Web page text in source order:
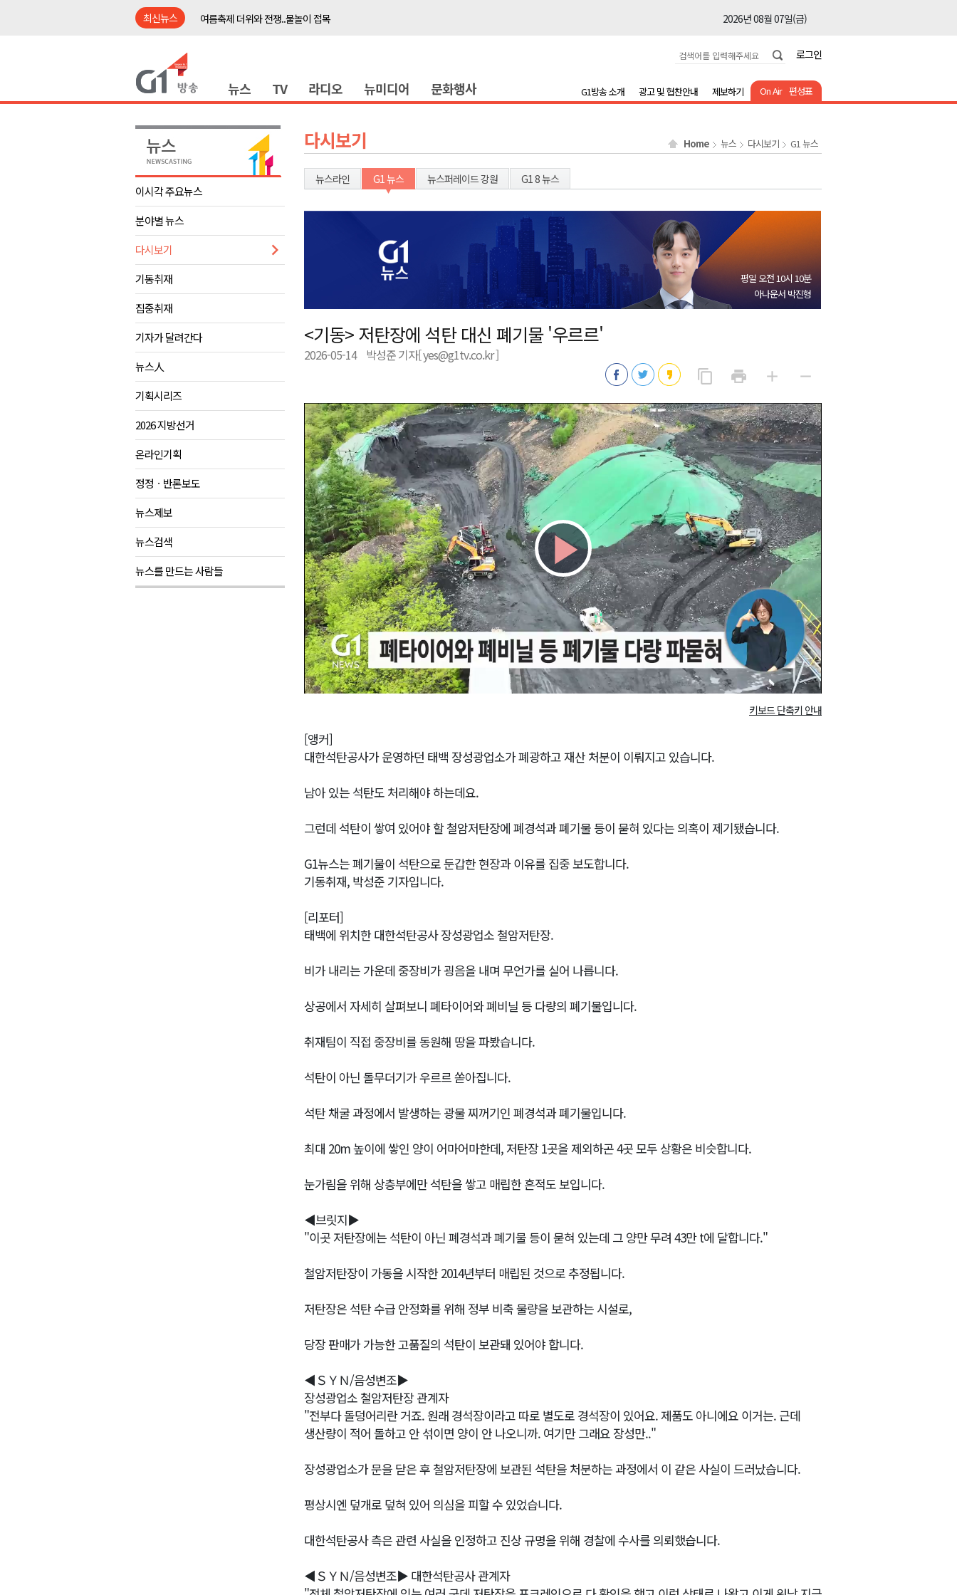
최신뉴스
여름축제 더위와 전쟁..물놀이 접목
2026년 08월 07일(금)
2026년 08월 07일(금)
검찰청 폐지..해결 과제 산적
2026년 08월 07일(금)
영월군, 국·도비 확보 보고회 개최
삼척 공공산후조리원 이전 시급
2026년 08월 07일(금)
강원자치도교육청 교감급 이상 387명 인사
2026년 08월 07일(금)
여름축제 더위와 전쟁..물놀이 접목
2026년 08월 07일(금)
강원도, 최휘영 문체부장관과 정책간담회
2026년 08월 07일(금)
이광재 국회 예결위원장, 강릉시 초청 특별 강연
2026년 08월 07일(금)
육동한 시장, 국제스케이트장 춘천 유치 건의
영월군, 국·도비 확보 보고회 개최
삼척 공공산후조리원 이전 시급
2026년 08월 07일(금)
강원자치도교육청 교감급 이상 387명 인사
2026년 08월 07일(금)
로그인
뉴스 TV 라디오 뉴미디어 문화행사 On Air 편성표
G1방송 소개 광고 및 협찬안내 제보하기
이시각 주요뉴스
분야별 뉴스
다시보기
기동취재
집중취재
기자가 달려간다
뉴스人
기획시리즈
2026 지방선거
온라인기획
정정ㆍ반론보도
뉴스제보
뉴스검색
뉴스를 만드는 사람들
다시보기 Home 뉴스 다시보기 G1 뉴스
뉴스라인 G1 뉴스 뉴스퍼레이드 강원 G1 8 뉴스
평일 오전 10시 10분
아나운서 박진형
<기동> 저탄장에 석탄 대신 폐기물 '우르르'
2026-05-14 박성준 기자[ yes@g1tv.co.kr ]
content_copy
사
print add
게
remove
게
Play
Video
키보드 단축키 안내
[앵커]
대한석탄공사가 운영하던 태백 장성광업소가 폐광하고 재산 처분이 이뤄지고 있습니다.
남아 있는 석탄도 처리해야 하는데요.
그런데 석탄이 쌓여 있어야 할 철암저탄장에 폐경석과 폐기물 등이 묻혀 있다는 의혹이 제기됐습니다.
G1뉴스는 폐기물이 석탄으로 둔갑한 현장과 이유를 집중 보도합니다.
기동취재, 박성준 기자입니다.
[리포터]
태백에 위치한 대한석탄공사 장성광업소 철암저탄장.
비가 내리는 가운데 중장비가 굉음을 내며 무언가를 실어 나릅니다.
상공에서 자세히 살펴보니 폐타이어와 폐비닐 등 다량의 폐기물입니다.
취재팀이 직접 중장비를 동원해 땅을 파봤습니다.
석탄이 아닌 돌무더기가 우르르 쏟아집니다.
석탄 채굴 과정에서 발생하는 광물 찌꺼기인 폐경석과 폐기물입니다.
최대 20m 높이에 쌓인 양이 어마어마한데, 저탄장 1곳을 제외하곤 4곳 모두 상황은 비슷합니다.
눈가림을 위해 상층부에만 석탄을 쌓고 매립한 흔적도 보입니다.
◀브릿지▶
"이곳 저탄장에는 석탄이 아닌 폐경석과 폐기물 등이 묻혀 있는데 그 양만 무려 43만 t에 달합니다."
철암저탄장이 가동을 시작한 2014년부터 매립된 것으로 추정됩니다.
저탄장은 석탄 수급 안정화를 위해 정부 비축 물량을 보관하는 시설로,
당장 판매가 가능한 고품질의 석탄이 보관돼 있어야 합니다.
◀ＳＹＮ/음성변조▶
장성광업소 철암저탄장 관계자
"전부다 돌덩어리란 거죠. 원래 경석장이라고 따로 별도로 경석장이 있어요. 제품도 아니에요 이거는. 근데
생산량이 적어 돌하고 안 섞이면 양이 안 나오니까. 여기만 그래요 장성만.."
장성광업소가 문을 닫은 후 철암저탄장에 보관된 석탄을 처분하는 과정에서 이 같은 사실이 드러났습니다.
평상시엔 덮개로 덮혀 있어 의심을 피할 수 있었습니다.
대한석탄공사 측은 관련 사실을 인정하고 진상 규명을 위해 경찰에 수사를 의뢰했습니다.
◀ＳＹＮ/음성변조▶ 대한석탄공사 관계자